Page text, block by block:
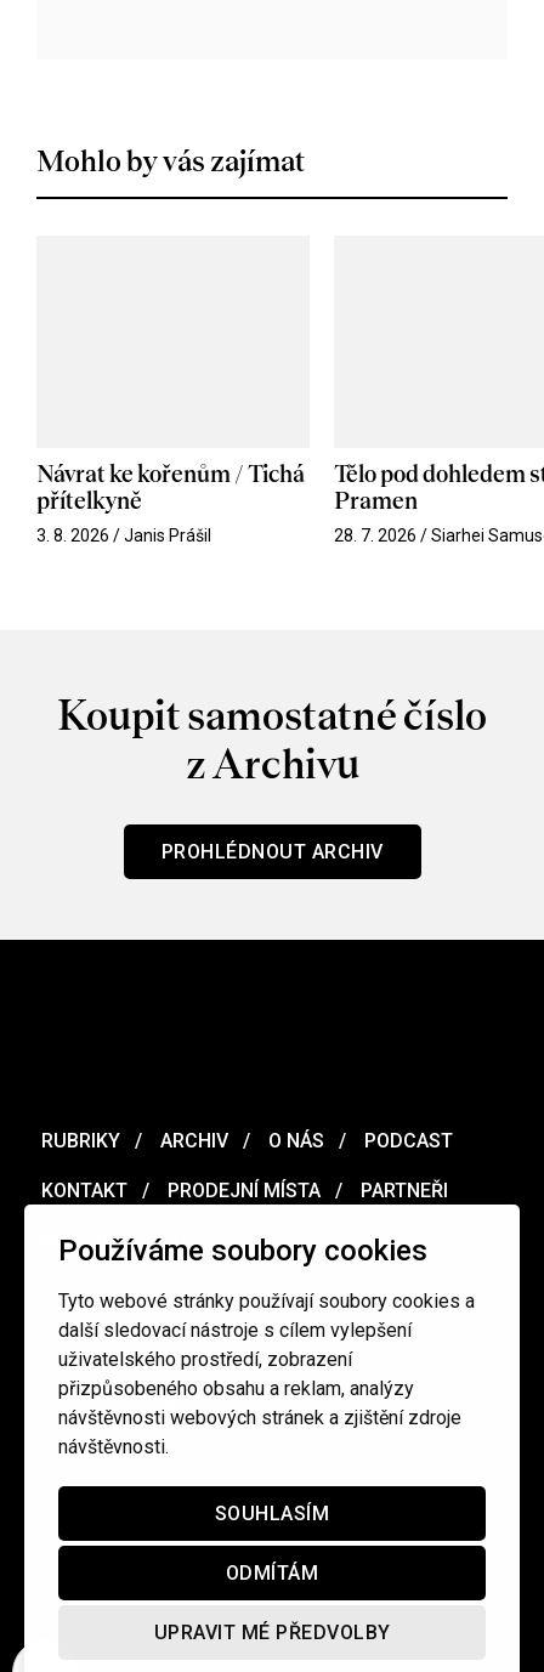
Používáme soubory cookies
Tyto webové stránky používají soubory cookies a
další sledovací nástroje s cílem vylepšení
uživatelského prostředí, zobrazení
přizpůsobeného obsahu a reklam, analýzy
návštěvnosti webových stránek a zjištění zdroje
návštěvnosti.
SOUHLASÍM
ODMÍTÁM
UPRAVIT MÉ PŘEDVOLBY
Mohlo by vás zajímat
Návrat ke kořenům / Tichá
přítelkyně
3. 8. 2026 / Janis Prášil
Tělo pod dohledem
Pramen
28. 7. 2026 / Siarhei
Koupit samostatné číslo
z Archivu
PROHLÉDNOUT ARCHIV
RUBRIKY ARCHIV O NÁS PODCAST
KONTAKT PRODEJNÍ MÍSTA PARTNEŘI
MERCH VOUCHER
Ochrana osobních údajů / Obchodní podmínky
redakce@cinepur.cz